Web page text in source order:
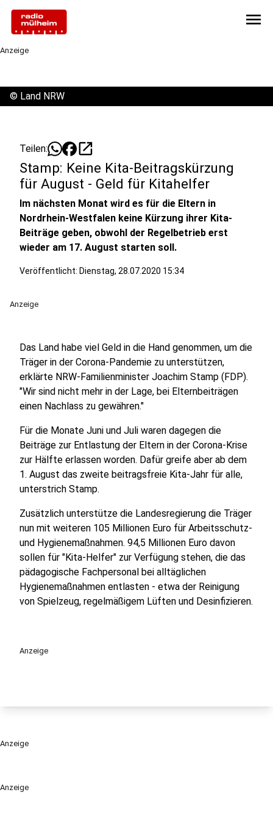
menu
Anzeige
Anzeige
© Land NRW
Teilen: open_in_new
Stamp: Keine Kita-Beitragskürzung
für August - Geld für Kitahelfer
Im nächsten Monat wird es für die Eltern in
Nordrhein-Westfalen keine Kürzung ihrer Kita-
Beiträge geben, obwohl der Regelbetrieb erst
wieder am 17. August starten soll.
Veröffentlicht: Dienstag, 28.07.2020 15:34
Anzeige
Das Land habe viel Geld in die Hand genommen, um die
Träger in der Corona-Pandemie zu unterstützen,
erklärte NRW-Familienminister Joachim Stamp (FDP).
"Wir sind nicht mehr in der Lage, bei Elternbeiträgen
einen Nachlass zu gewähren."
Für die Monate Juni und Juli waren dagegen die
Beiträge zur Entlastung der Eltern in der Corona-Krise
zur Hälfte erlassen worden. Dafür greife aber ab dem
1. August das zweite beitragsfreie Kita-Jahr für alle,
unterstrich Stamp.
Zusätzlich unterstütze die Landesregierung die Träger
nun mit weiteren 105 Millionen Euro für Arbeitsschutz-
und Hygienemaßnahmen. 94,5 Millionen Euro davon
sollen für "Kita-Helfer" zur Verfügung stehen, die das
pädagogische Fachpersonal bei alltäglichen
Hygienemaßnahmen entlasten - etwa der Reinigung
von Spielzeug, regelmäßigem Lüften und Desinfizieren.
Anzeige
Anzeige